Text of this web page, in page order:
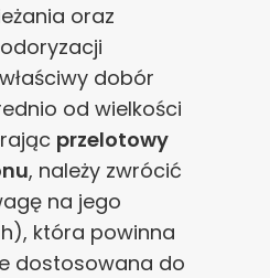
oraz
dobór
od wielkości
przelotowy
, należy zwrócić
na jego
która powinna
dostosowana do